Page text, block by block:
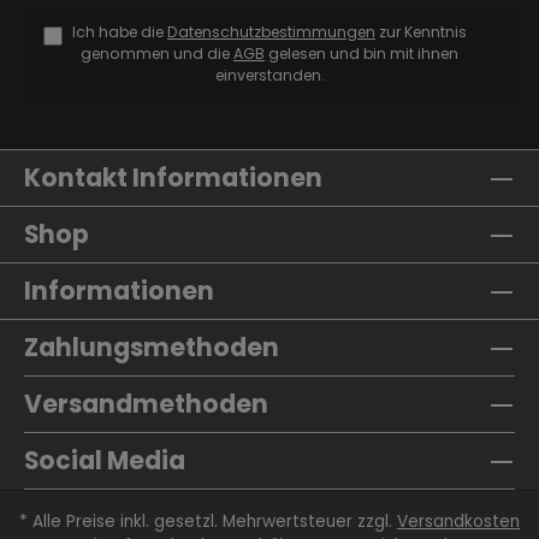
Ich habe die Datenschutzbestimmungen zur Kenntnis
genommen und dieAGB gelesen und bin mit ihnen
einverstanden.
Kontakt Informationen
Shop
Informationen
Zahlungsmethoden
Versandmethoden
Social Media
* Alle Preise inkl. gesetzl. Mehrwertsteuer zzgl. Versandkosten